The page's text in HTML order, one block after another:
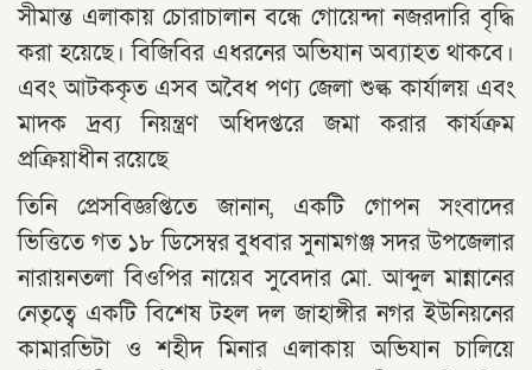
সীমান্ত এলাকায় চোরাচালান বন্ধে গোয়েন্দা নজরদারি বৃদ্ধি
করা হয়েছে। বিজিবির এধরনের অভিযান অব্যাহত থাকবে।
এবং আটককৃত এসব অবৈধ পণ্য জেলা শুল্ক কার্যালয় এবং
মাদক দ্রব্য নিয়ন্ত্রণ অধিদপ্তরে জমা করার কার্যক্রম
প্রক্রিয়াধীন রয়েছে
তিনি প্রেসবিজ্ঞপ্তিতে জানান, একটি গোপন সংবাদের
ভিত্তিতে গত ১৮ ডিসেম্বর বুধবার সুনামগঞ্জ সদর উপজেলার
নারায়নতলা বিওপির নায়েব সুবেদার মো. আব্দুল মান্নানের
নেতৃত্বে একটি বিশেষ টহল দল জাহাঙ্গীর নগর ইউনিয়নের
কামারভিটা ও শহীদ মিনার এলাকায় অভিযান চালিয়ে